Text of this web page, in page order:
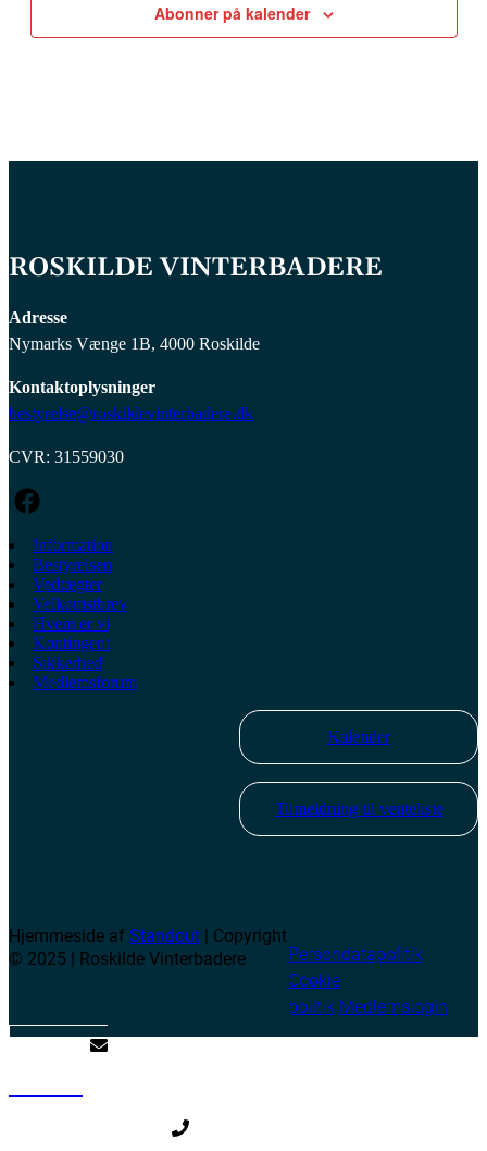
Abonner på kalender
ROSKILDE VINTERBADERE
Adresse
Nymarks Vænge 1B, 4000 Roskilde
Kontaktoplysninger
bestyrelse@roskildevinterbadere.dk
CVR: 31559030
Information
Bestyrelsen
Vedtægter
Velkomstbrev
Hvem er vi
Kontingent
Sikkerhed
Medlemsforum
Kalender
Tilmeldning til venteliste
Hjemmeside afStandout | Copyright
© 2025 | Roskilde Vinterbadere
Persondatapolitik
Cookie
politik Medlemslogin